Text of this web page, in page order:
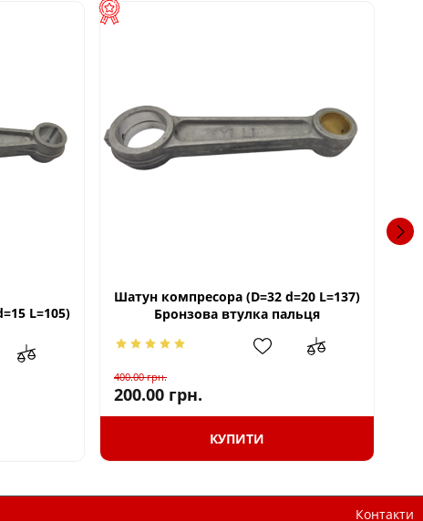
L=105)
Шатун компресора (D=32 d=20 L=137)
Бронзова втулка пальця
400.00грн.
200.00 грн.
КУПИТИ
Контакти